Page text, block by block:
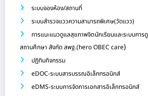
ระบบจองห้อง/สถานที่
ระบบสำรวจแววความสามารถพิเศษ(วัดแวว)
การแนะแนวดูแลสุขภาพจิตนักเรียนและระบบการ
สถานศึกษา สังกัด สพฐ.(hero OBEC care)
ปฏิทินกิจกรรม
eDOC-ระบบสารบรรณอิเล็กทรอนิกส์
eDMS-ระบบการจัดการเอกสารอิเล็กทรอนิกส์